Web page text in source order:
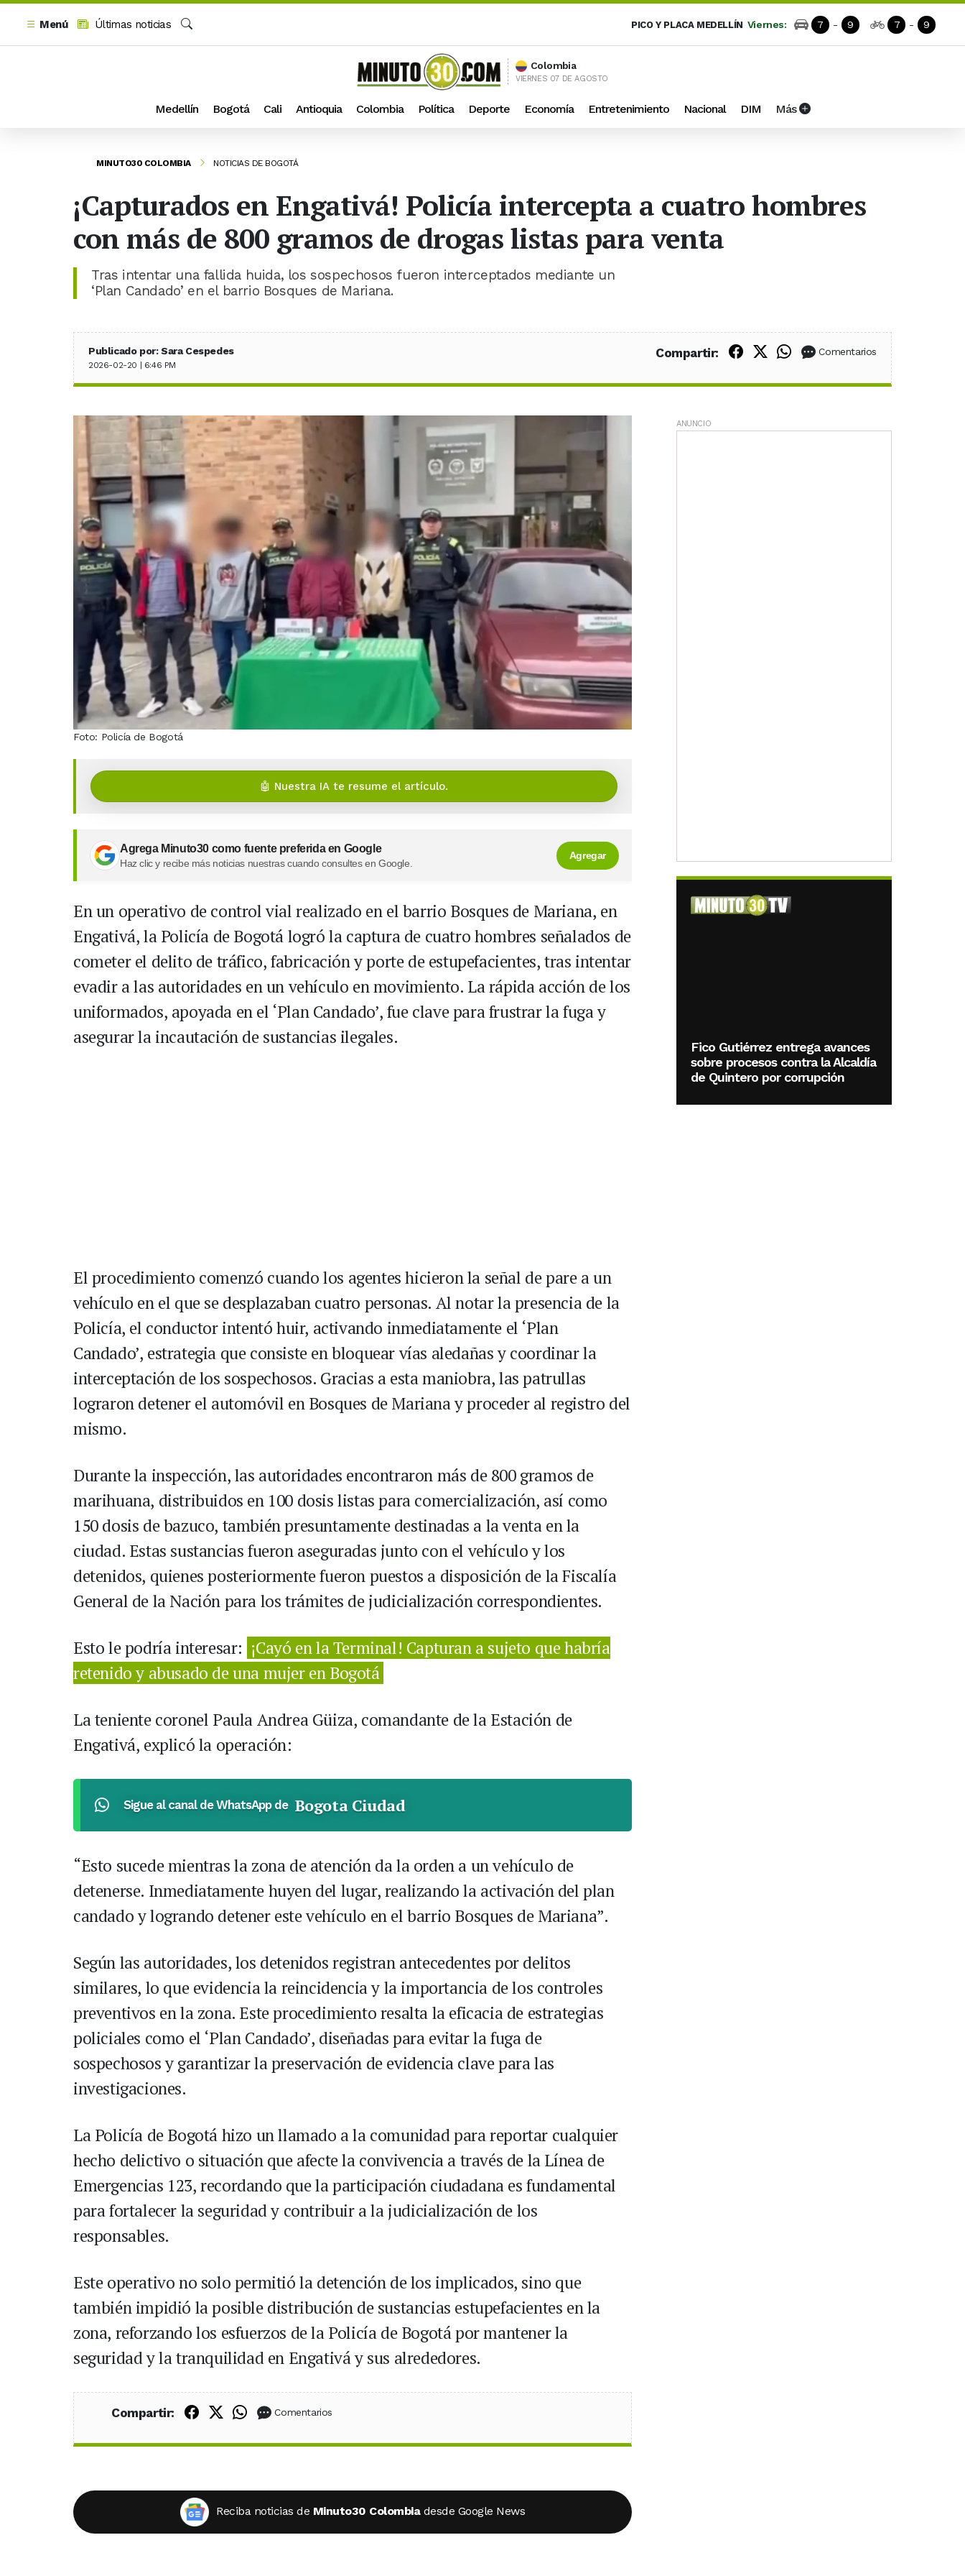
Menú
Últimas noticias
PICO Y PLACA MEDELLÍN Viernes: 7 - 9 7 - 9
Colombia
VIERNES 07 DE AGOSTO
Medellín Bogotá Cali Antioquia Colombia Política Deporte Economía Entretenimiento Nacional DIM Más
MINUTO30 COLOMBIA NOTICIAS DE BOGOTÁ
¡Capturados en Engativá! Policía intercepta a cuatro hombres
con más de 800 gramos de drogas listas para venta
Tras intentar una fallida huida, los sospechosos fueron interceptados mediante un
‘Plan Candado’ en el barrio Bosques de Mariana.
Publicado por: Sara Cespedes
2026-02-20 | 6:46 PM
Compartir: Compartir en Facebook
Compartir en X (Twitter)
Compartir en WhatsApp
Comentarios
Foto: Policía de Bogotá
🤖 Nuestra IA te resume el artículo.
Agrega Minuto30 como fuente preferida en Google
Haz clic y recibe más noticias nuestras cuando consultes en Google.
Agregar
En un operativo de control vial realizado en el barrio Bosques de Mariana, en
Engativá, la Policía de Bogotá logró la captura de cuatro hombres señalados de
cometer el delito de tráfico, fabricación y porte de estupefacientes, tras intentar
evadir a las autoridades en un vehículo en movimiento. La rápida acción de los
uniformados, apoyada en el ‘Plan Candado’, fue clave para frustrar la fuga y
asegurar la incautación de sustancias ilegales.
El procedimiento comenzó cuando los agentes hicieron la señal de pare a un
vehículo en el que se desplazaban cuatro personas. Al notar la presencia de la
Policía, el conductor intentó huir, activando inmediatamente el ‘Plan
Candado’, estrategia que consiste en bloquear vías aledañas y coordinar la
interceptación de los sospechosos. Gracias a esta maniobra, las patrullas
lograron detener el automóvil en Bosques de Mariana y proceder al registro del
mismo.
Durante la inspección, las autoridades encontraron más de 800 gramos de
marihuana, distribuidos en 100 dosis listas para comercialización, así como
150 dosis de bazuco, también presuntamente destinadas a la venta en la
ciudad. Estas sustancias fueron aseguradas junto con el vehículo y los
detenidos, quienes posteriormente fueron puestos a disposición de la Fiscalía
General de la Nación para los trámites de judicialización correspondientes.
Esto le podría interesar: ¡Cayó en la Terminal! Capturan a sujeto que habría
retenido y abusado de una mujer en Bogotá
La teniente coronel Paula Andrea Güiza, comandante de la Estación de
Engativá, explicó la operación:
Sigue al canal de WhatsApp de Bogota Ciudad
“Esto sucede mientras la zona de atención da la orden a un vehículo de
detenerse. Inmediatamente huyen del lugar, realizando la activación del plan
candado y logrando detener este vehículo en el barrio Bosques de Mariana”.
Según las autoridades, los detenidos registran antecedentes por delitos
similares, lo que evidencia la reincidencia y la importancia de los controles
preventivos en la zona. Este procedimiento resalta la eficacia de estrategias
policiales como el ‘Plan Candado’, diseñadas para evitar la fuga de
sospechosos y garantizar la preservación de evidencia clave para las
investigaciones.
La Policía de Bogotá hizo un llamado a la comunidad para reportar cualquier
hecho delictivo o situación que afecte la convivencia a través de la Línea de
Emergencias 123, recordando que la participación ciudadana es fundamental
para fortalecer la seguridad y contribuir a la judicialización de los
responsables.
Este operativo no solo permitió la detención de los implicados, sino que
también impidió la posible distribución de sustancias estupefacientes en la
zona, reforzando los esfuerzos de la Policía de Bogotá por mantener la
seguridad y la tranquilidad en Engativá y sus alrededores.
Compartir: Compartir en Facebook
Compartir en X (Twitter)
Compartir en WhatsApp
Comentarios
Reciba noticias de Minuto30 Colombia desde Google News
ANUNCIO
Fico Gutiérrez entrega avances
sobre procesos contra la Alcaldía
de Quintero por corrupción